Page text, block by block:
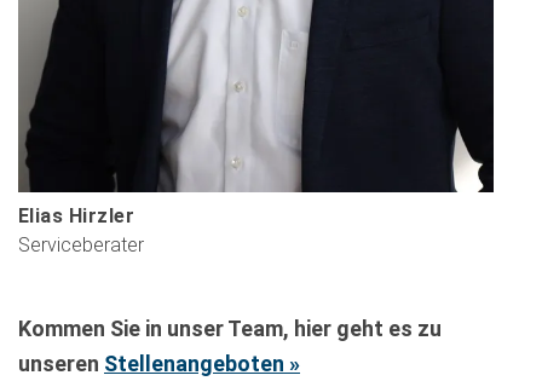
Elias Hirzler
Serviceberater
Kommen Sie in unser Team, hier geht es zu
unseren Stellenangeboten »